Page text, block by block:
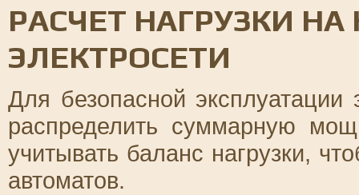
РАСЧЕТ НАГРУЗКИ
ЭЛЕКТРОСЕТИ
Для безопасной
распределить суммарную
учитывать баланс нагрузки,
автоматов.